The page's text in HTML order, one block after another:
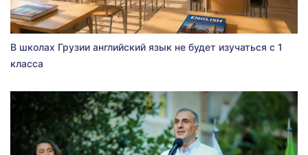
В школах Грузии английский язык не будет изучаться с 1
класса